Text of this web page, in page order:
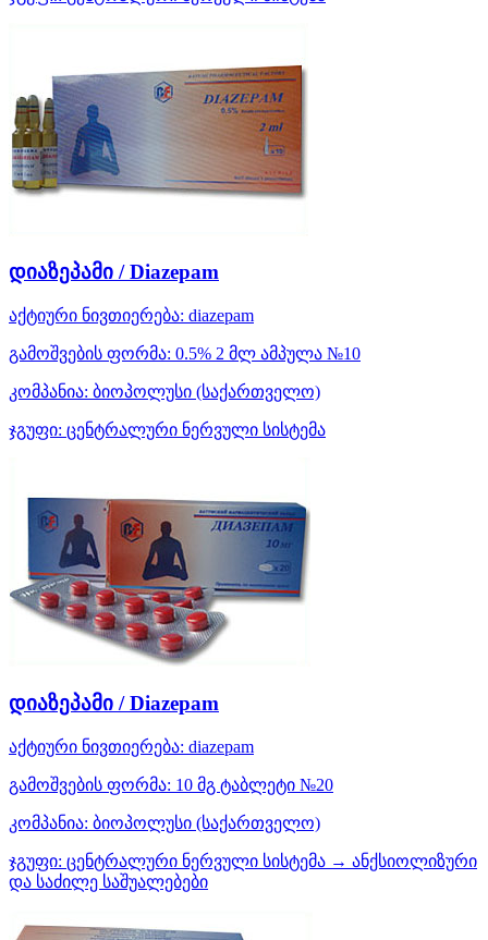
დიაზეპამი / Diazepam
აქტიური ნივთიერება: diazepam
გამოშვების ფორმა: 0.5% 2 მლ ამპულა №10
კომპანია: ბიოპოლუსი (საქართველო)
ჯგუფი: ცენტრალური ნერვული სისტემა
დიაზეპამი / Diazepam
აქტიური ნივთიერება: diazepam
გამოშვების ფორმა: 10 მგ ტაბლეტი №20
კომპანია: ბიოპოლუსი (საქართველო)
ჯგუფი: ცენტრალური ნერვული სისტემა → ანქსიოლიზური
და საძილე საშუალებები